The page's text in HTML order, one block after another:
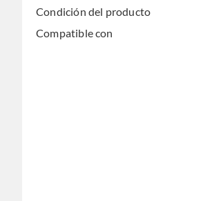
Condición del producto
Compatible con